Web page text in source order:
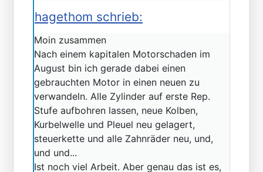
hagethom schrieb:
Moin zusammen
Nach einem kapitalen Motorschaden im
August bin ich gerade dabei einen
gebrauchten Motor in einen neuen zu
verwandeln. Alle Zylinder auf erste Rep.
Stufe aufbohren lassen, neue Kolben,
Kurbelwelle und Pleuel neu gelagert,
steuerkette und alle Zahnräder neu, und,
und und...
Ist noch viel Arbeit. Aber genau das ist es,